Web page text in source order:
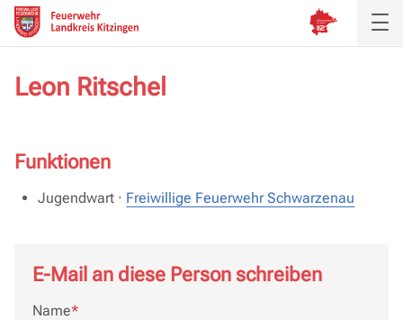
Leon Ritschel
Funktionen
Jugendwart · Freiwillige Feuerwehr Schwarzenau
E-Mail an diese Person schreiben
Pflichtfeld
Name*